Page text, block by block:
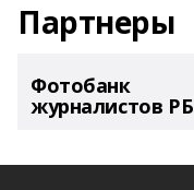
Партнеры
Фотобанк
журналистов РБ